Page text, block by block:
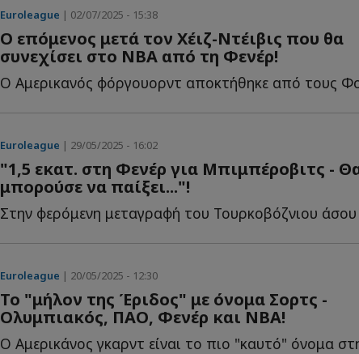
Euroleague | 02/07/2025 - 15:38
Ο επόμενος μετά τον Χέιζ-Ντέιβις που θα
συνεχίσει στο ΝΒΑ από τη Φενέρ!
Euroleague | 29/05/2025 - 16:02
"1,5 εκατ. στη Φενέρ για Μπιμπέροβιτς -
μπορούσε να παίξει..."!
Euroleague | 20/05/2025 - 12:30
Το "μήλον της Έριδος" με όνομα Σορτς -
Ολυμπιακός, ΠΑΟ, Φενέρ και ΝΒΑ!